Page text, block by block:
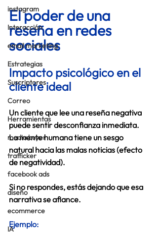
instagram
Interacción
email marketing
Estrategias
Suscriptores
Correo
Herramientas
media buyer
trafficker
facebook ads
diseño
ecommerce
IA
El poder de una
reseña en redes
sociales
Impacto psicológico en el
cliente ideal
Un cliente que lee una reseña negativa
puede sentir desconfianza inmediata.
La mente humana tiene un sesgo
natural hacia las malas noticias (efecto
de negatividad).
Si no respondes, estás dejando que esa
narrativa se afiance.
Ejemplo: